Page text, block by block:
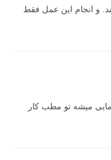
و انجام این عمل فقط
میشه تو مطب کار